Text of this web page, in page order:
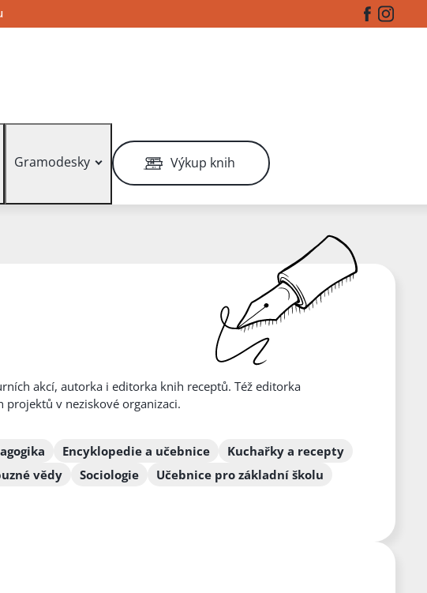
Facebook
Gramodesky Výkup knih
akcí, autorka i editorka knih receptů. Též editorka
v neziskové organizaci.
Encyklopedie a učebnice
Kuchařky a recepty
vědy Sociologie Učebnice pro základní školu